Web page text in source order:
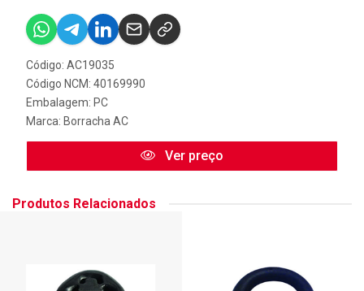
Código: AC19035
Código NCM: 40169990
Embalagem: PC
Marca: Borracha AC
Ver preço
Produtos Relacionados